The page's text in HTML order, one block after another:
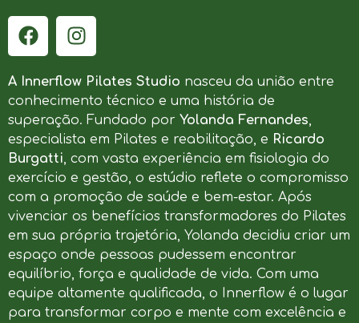
A Innerflow Pilates Studio nasceu da união entre
conhecimento técnico e uma história de
superação. Fundado por Yolanda Fernandes,
especialista em Pilates e reabilitação, e Ricardo
Burgatti, com vasta experiência em fisiologia do
exercício e gestão, o estúdio reflete o compromisso
com a promoção de saúde e bem-estar. Após
vivenciar os benefícios transformadores do Pilates
em sua própria trajetória, Yolanda decidiu criar um
espaço onde pessoas pudessem encontrar
equilíbrio, força e qualidade de vida. Com uma
equipe altamente qualificada, o Innerflow é o lugar
para transformar corpo e mente com excelência e